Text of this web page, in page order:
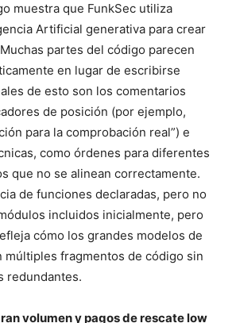
muestra que FunkSec utiliza
Artificial generativa para crear
partes del código parecen
en lugar de escribirse
de esto son los comentarios
de posición (por ejemplo,
para la comprobación real”) e
como órdenes para diferentes
que no se alinean correctamente.
de funciones declaradas, pero no
incluidos inicialmente, pero
cómo los grandes modelos de
múltiples fragmentos de código sin
redundantes.
volumen y pagos de rescate low